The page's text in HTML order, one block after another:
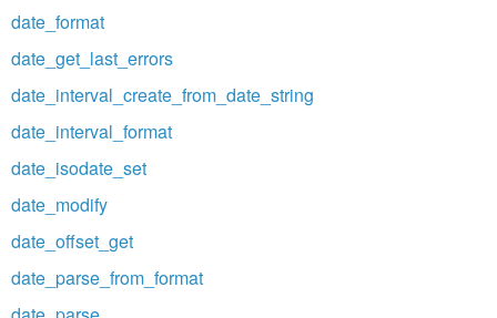
date_format
date_get_last_errors
date_interval_create_from_date_string
date_interval_format
date_isodate_set
date_modify
date_offset_get
date_parse_from_format